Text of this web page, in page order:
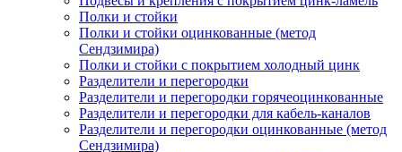
Полки и стойки
Полки и стойки оцинкованные (метод
Сендзимира)
Полки и стойки с покрытием холодный цинк
Разделители и перегородки
Разделители и перегородки горячеоцинкованные
Разделители и перегородки для кабель-каналов
Разделители и перегородки оцинкованные (метод
Сендзимира)